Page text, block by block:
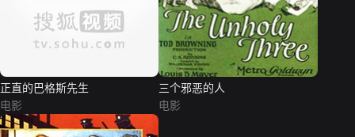
正直的巴格斯先生
电影
三个邪恶的人
电影